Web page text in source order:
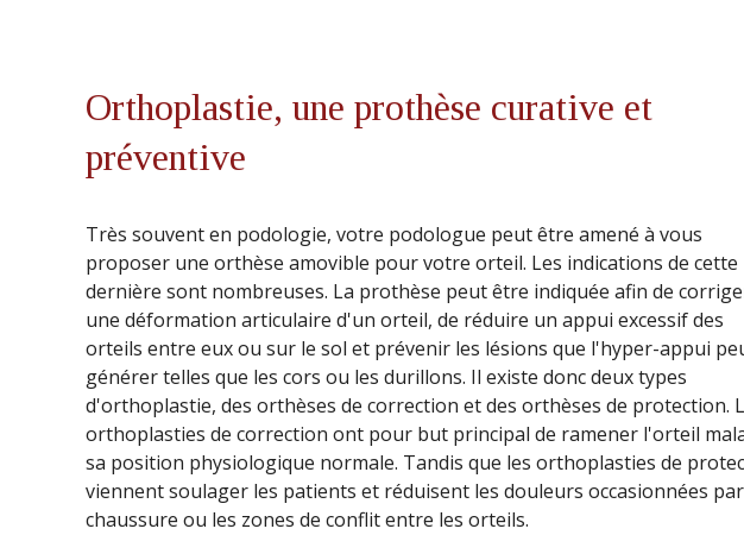
Orthoplastie, une prothèse curative et
préventive
Très souvent en podologie, votre podologue peut être amené à vous
proposer une orthèse amovible pour votre orteil. Les indications de cette
dernière sont nombreuses. La prothèse peut être indiquée afin de
une déformation articulaire d'un orteil, de réduire un appui excessif des
orteils entre eux ou sur le sol et prévenir les lésions que l'hyper-appui
générer telles que les cors ou les durillons. Il existe donc deux types
d'orthoplastie, des orthèses de correction et des orthèses de protection.
orthoplasties de correction ont pour but principal de ramener l'orteil
sa position physiologique normale. Tandis que les orthoplasties de
viennent soulager les patients et réduisent les douleurs occasionnées
chaussure ou les zones de conflit entre les orteils.